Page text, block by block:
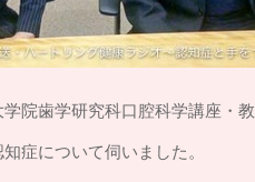
院歯学研究科口腔科学講座・
症について伺いました。